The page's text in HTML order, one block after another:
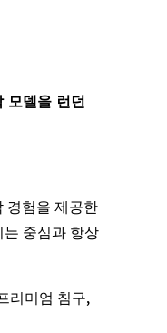
모델을 런던
경험을 제공한
중심과 항상
리미엄 침구,